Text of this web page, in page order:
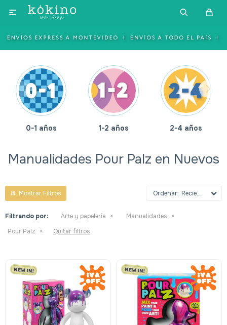

0-1 años 1-2 años 2-4 años
Manualidades Pour Palz en Nuevos
Recientes
Filtrando por: Arte y papelería
Manualidades
Pour Palz
Quitar filtros